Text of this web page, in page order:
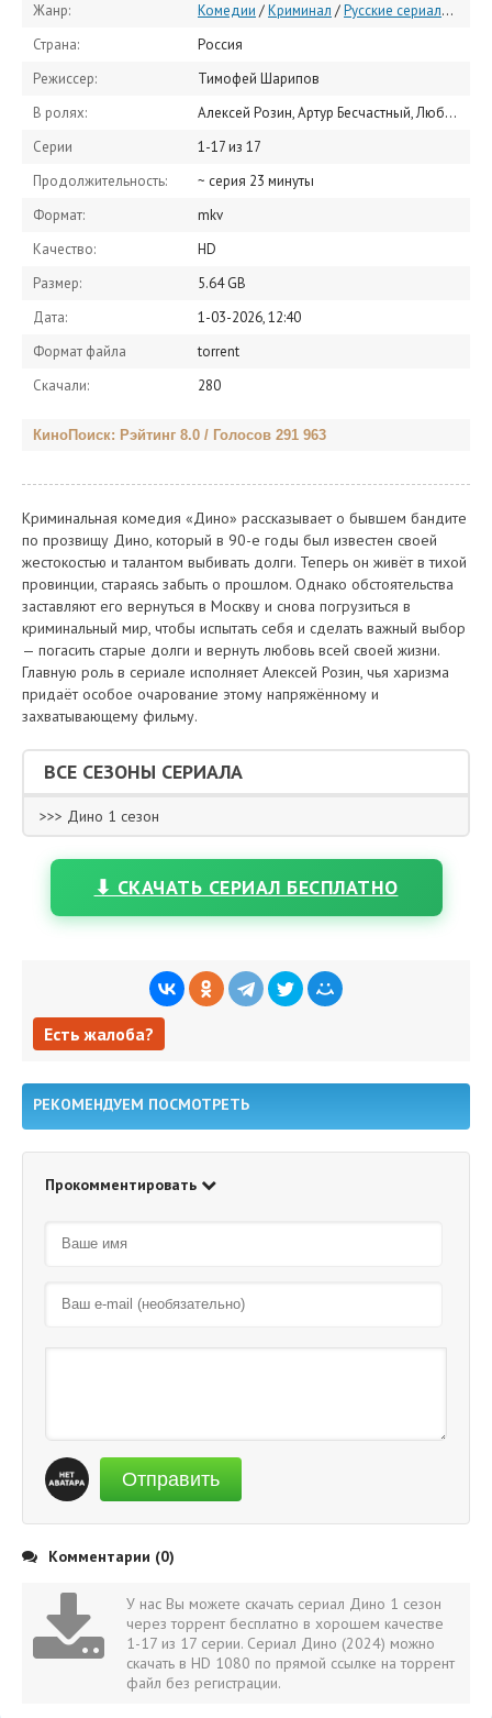
Жанр:
Комедии /Криминал /Русские сериалы /
Страна:
Россия
Режиссер:
Тимофей Шарипов
В ролях:
Алексей Розин, Артур Бесчастный, Любовь Толкалина, Елизавета Кононова, Всеволод Володин, Андрей Гальченко, Рустам Ахмадеев, Сергей Колесов, Сергей Шнырёв, Валерия Ёлкина
Серии
1-17 из 17
Продолжительность:
~ серия 23 минуты
Формат:
mkv
Качество:
HD
Размер:
5.64 GB
Дата:
1-03-2026, 12:40
Формат файла
torrent
Скачали:
280
КиноПоиск: Рэйтинг 8.0 / Голосов 291 963
Криминальная комедия «Дино» рассказывает о бывшем бандите
по прозвищу Дино, который в 90-е годы был известен своей
жестокостью и талантом выбивать долги. Теперь он живёт в тихой
провинции, стараясь забыть о прошлом. Однако обстоятельства
заставляют его вернуться в Москву и снова погрузиться в
криминальный мир, чтобы испытать себя и сделать важный выбор
— погасить старые долги и вернуть любовь всей своей жизни.
Главную роль в сериале исполняет Алексей Розин, чья харизма
придаёт особое очарование этому напряжённому и
захватывающему фильму.
ВСЕ СЕЗОНЫ СЕРИАЛА
>>> Дино 1 сезон
⬇ СКАЧАТЬ СЕРИАЛ БЕСПЛАТНО
Есть жалоба?
РЕКОМЕНДУЕМ ПОСМОТРЕТЬ
Прокомментировать
Отправить
Комментарии (0)
У нас Вы можете скачать сериал Дино 1 сезон
через торрент бесплатно в хорошем качестве
1-17 из 17 серии. Сериал Дино (2024) можно
скачать в HD 1080 по прямой ссылке на торрент
файл без регистрации.